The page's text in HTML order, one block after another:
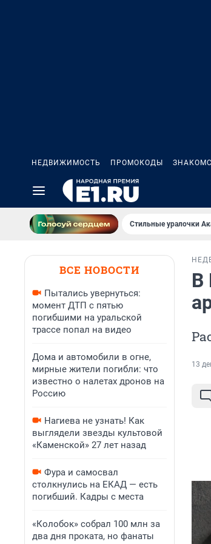
НЕДВИЖИМОСТЬ ПРОМОКОДЫ
Стильные уралочки
ВСЕ НОВОСТИ
Пытались увернуться:
момент ДТП с пятью
погибшими на уральской
трассе попал на видео
Дома и автомобили в огне,
мирные жители погибли: что
известно о налетах дронов на
Россию
Нагиева не узнать! Как
выглядели звезды культовой
«Каменской» 27 лет назад
Фура и самосвал
столкнулись на ЕКАД — есть
погибший. Кадры с места
«Колобок» собрал 100 млн за
два дня проката, но фанаты
В
13